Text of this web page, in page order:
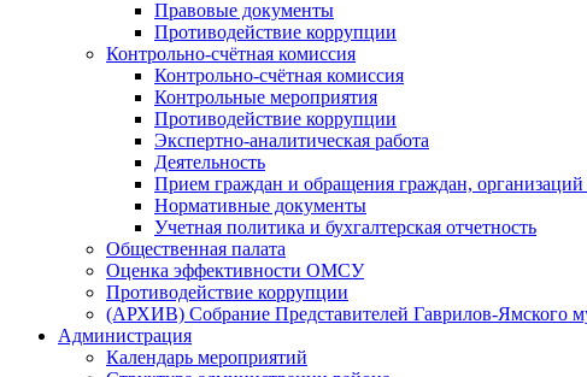
Правовые документы
Противодействие коррупции
Контрольно-счётная комиссия
Контрольно-счётная комиссия
Контрольные мероприятия
Противодействие коррупции
Экспертно-аналитическая работа
Деятельность
Прием граждан и обращения граждан,
Нормативные документы
Учетная политика и бухгалтерская отчетность
Общественная палата
Оценка эффективности ОМСУ
Противодействие коррупции
(АРХИВ) Собрание Представителей Гаврилов-Ямского
Администрация
Календарь мероприятий